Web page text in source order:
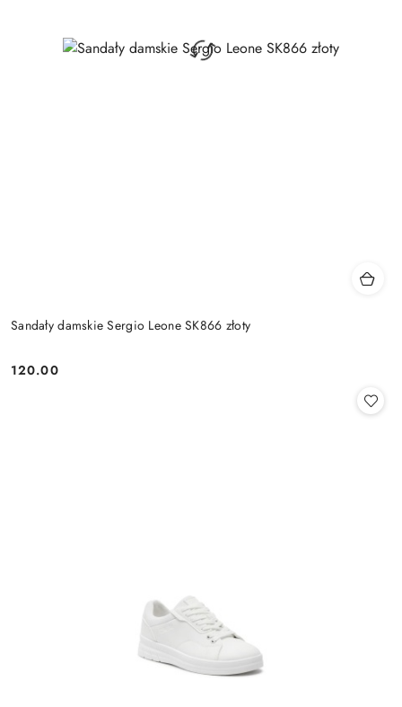
Sandały damskie Sergio Leone SK866 złoty
Cena:
120.00